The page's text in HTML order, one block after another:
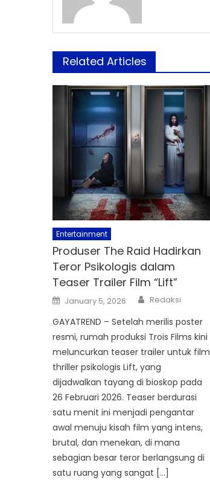
Related Articles
Entertainment
Produser The Raid Hadirkan
Teror Psikologis dalam
Teaser Trailer Film “Lift”
Posted
on
January 5, 2026 Author
Redaksi
GAYATREND – Setelah merilis poster
resmi, rumah produksi Trois Films kini
meluncurkan teaser trailer untuk film
thriller psikologis Lift, yang
dijadwalkan tayang di bioskop pada
26 Februari 2026. Teaser berdurasi
satu menit ini menjadi pengantar
awal menuju kisah film yang intens,
brutal, dan menekan, di mana
sebagian besar teror berlangsung di
satu ruang yang sangat […]